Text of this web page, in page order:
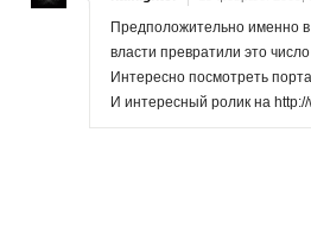
Предположительно именно
власти превратили это число
Интересно посмотреть
И интересный ролик на